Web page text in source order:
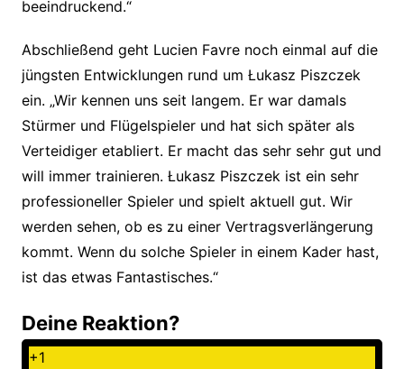
beeindruckend.“
Abschließend geht Lucien Favre noch einmal auf die
jüngsten Entwicklungen rund um Łukasz Piszczek
ein. „Wir kennen uns seit langem. Er war damals
Stürmer und Flügelspieler und hat sich später als
Verteidiger etabliert. Er macht das sehr sehr gut und
will immer trainieren. Łukasz Piszczek ist ein sehr
professioneller Spieler und spielt aktuell gut. Wir
werden sehen, ob es zu einer Vertragsverlängerung
kommt. Wenn du solche Spieler in einem Kader hast,
ist das etwas Fantastisches.“
Deine Reaktion?
+1